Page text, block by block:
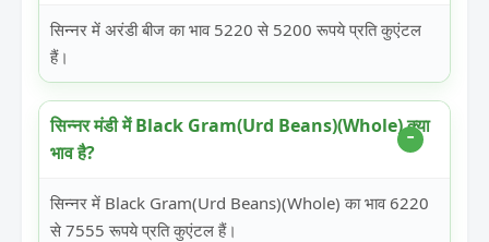
सिन्नर में अरंडी बीज का भाव 5220 से 5200 रूपये प्रति कुएंटल
हैं।
सिन्नर मंडी में Black Gram(Urd Beans)(Whole) क्या
भाव है?
सिन्नर में Black Gram(Urd Beans)(Whole) का भाव 6220
से 7555 रूपये प्रति कुएंटल हैं।